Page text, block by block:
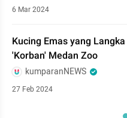
6 Mar 2024
Kucing Emas yang
'Korban' Medan Zoo
kumparanNEWS
27 Feb 2024